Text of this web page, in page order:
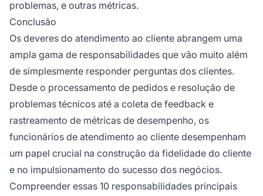
problemas, e outras métricas.
Conclusão
Os deveres do atendimento ao cliente abrangem uma
ampla gama de responsabilidades que vão muito além
de simplesmente responder perguntas dos clientes.
Desde o processamento de pedidos e resolução de
problemas técnicos até a coleta de feedback e
rastreamento de métricas de desempenho, os
funcionários de atendimento ao cliente desempenham
um papel crucial na construção da fidelidade do cliente
e no impulsionamento do sucesso dos negócios.
Compreender essas 10 responsabilidades principais